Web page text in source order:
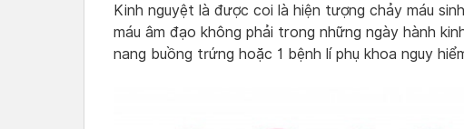
Kinh nguyệt là được coi là hiện tượng chảy máu
máu âm đạo không phải trong những ngày hành
nang buồng trứng hoặc 1 bệnh lí phụ khoa nguy